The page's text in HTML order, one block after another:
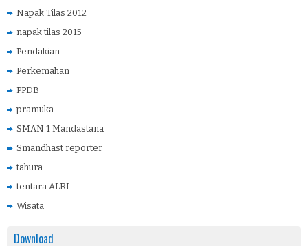
Napak Tilas 2012
napak tilas 2015
Pendakian
Perkemahan
PPDB
pramuka
SMAN 1 Mandastana
Smandhast reporter
tahura
tentara ALRI
Wisata
Download